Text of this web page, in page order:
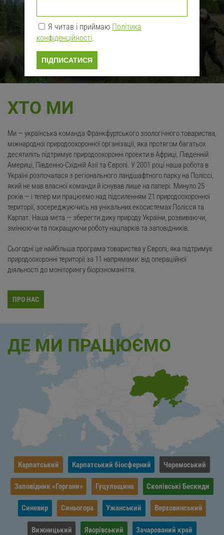
ПЕРЕЙТИ ДО СПЕЦПРОЄКТУ
ХТО МИ
Ми — українська команда Франкфуртського зоологічного товариства,
міжнародної природоохоронної організації, яка протягом багатьох
десятиліть підтримує природоохоронні проєкти в Африці, Південній
Америці, Південно-Східній Азії та Європі. У 2001 році наша робота в
Україні розпочалася з регіонального ландшафтного парку на Поліссі,
який не мав власної команди й існував лише на папері. Минуло 25
років — і тепер ми працюємо над підсиленням 21 природоохоронної
території, зосереджуючись на унікальних екосистемах Полісся та
Карпат. Наша мета — зберегти дику природу України, розвиваючи,
змінюючи та покращуючи роботу нацпарків та заповідників.
Сьогодні це найбільша програма товариства у Європі, яка підтримує
природоохоронні території за 11 напрямами: від операційної
діяльності до моніторингу біорізноманіття.
ПРО НАС
ДЕ МИ ПРАЦЮЄМО
Карпатський Карпатський біосферний Черемоський
Заповідник «Горгани» Гуцульщина Сколівські Бескиди
Синевир Синьогора Ужанський Верховинський
Вижницький Яворівський Зачарований край
Я читав і приймаю Політика
конфіденційності.
ПІДПИСАТИСЯ